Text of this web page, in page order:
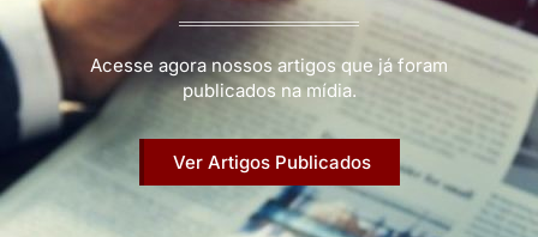
Acesse agora nossos artigos que já foram
publicados na mídia.
Ver Artigos Publicados